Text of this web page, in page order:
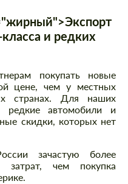
и редких
покупать новые
цене, чем у местных
странах. Для наших
редкие автомобили и
скидки, которых нет
зачастую более
чем покупка